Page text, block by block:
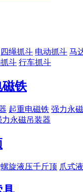
四绳抓斗 电动抓斗 马
斗 行车抓斗
磁铁
起重电磁铁 强力永
永磁吊装器
螺旋液压千斤顶 爪式